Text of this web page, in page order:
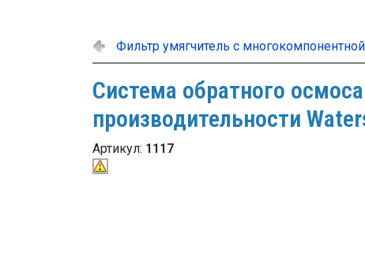
Фильтр умягчитель с
Система обратного
производительности
Артикул: 1117